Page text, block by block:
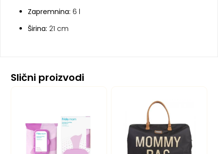
Zapremnina: 6 l
Širina: 21 cm
Slični proizvodi